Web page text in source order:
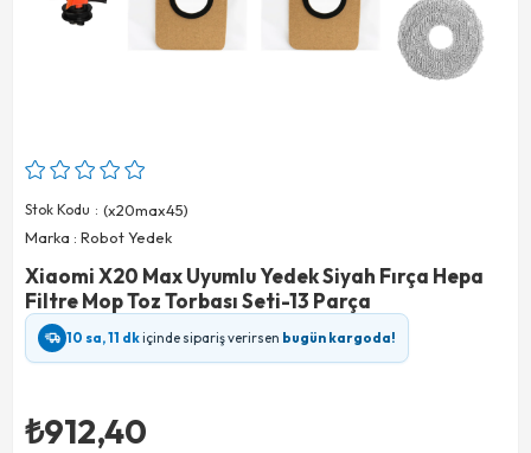
Stok Kodu
(x20max45)
Marka : Robot Yedek
Xiaomi X20 Max Uyumlu Yedek Siyah Fırça Hepa
Filtre Mop Toz Torbası Seti-13 Parça
10 sa, 11 dkiçinde sipariş verirsen bugün kargoda!
₺912,40